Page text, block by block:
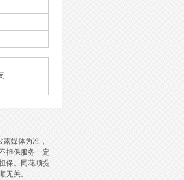
媒体为准，
担保服务一定
保。同花顺提
无关。